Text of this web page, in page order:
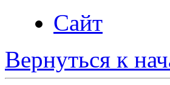
Сайт
Вернуться к